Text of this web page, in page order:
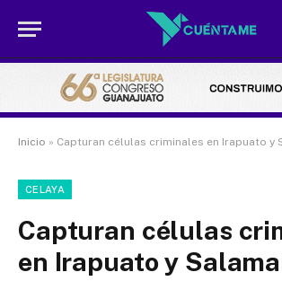
Inicio » Capturan células criminales en Irapuato y
CELAYA
Capturan células
en Irapuato y